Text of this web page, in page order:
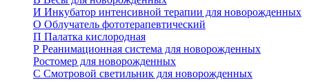
И Инкубатор интенсивной терапии для новорожденных
О Облучатель фототерапевтический
П Палатка кислородная
Р Реанимационная система для новорожденных
Ростомер для новорожденных
С Смотровой светильник для новорожденных